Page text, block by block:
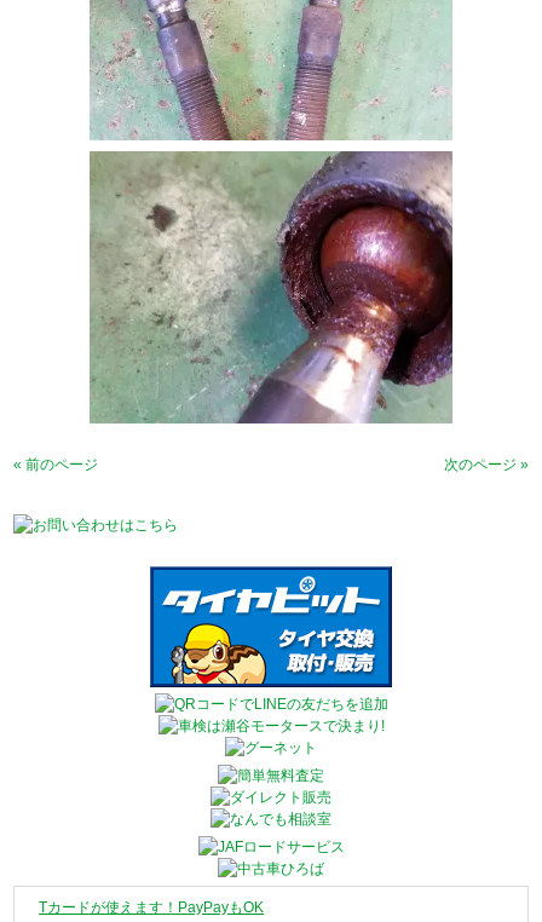
« 前のページ 次のページ »
Tカードが使えます！PayPayもOK